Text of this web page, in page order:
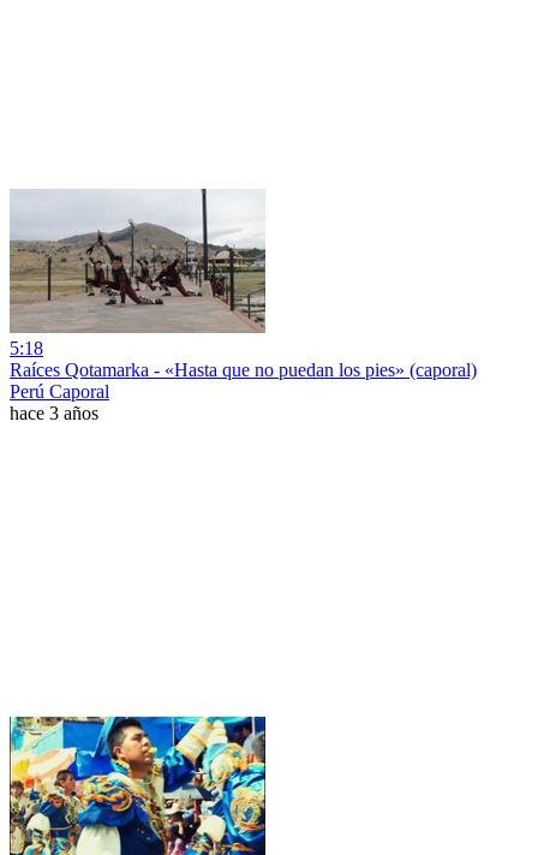
5:18
Raíces Qotamarka - «Hasta que no puedan los pies» (caporal)
Perú Caporal
hace 3 años